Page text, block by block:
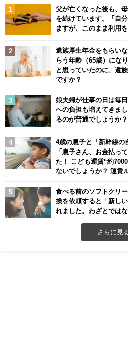
父が亡くなった後も、
を続けています。「自
ますが、このまま利用
遺族厚生年金をもらい
らう年齢（65歳）にな
と思っていたのに、遺
ですか？
娘夫婦が仕事の日は毎
への負担も増えてきま
るのが普通でしょうか？
4歳の息子と「新幹線の
「息子さん、お金払っ
た！ こども運賃“約
ないでしょうか？ 運賃
食べる前のソフトクリ
換を依頼すると「新し
れました。わざとでは
さらに見